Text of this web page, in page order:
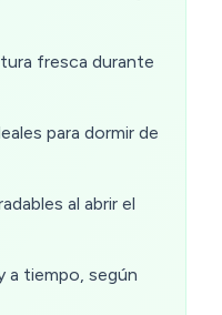
fresca durante
para dormir de
al abrir el
a tiempo, según